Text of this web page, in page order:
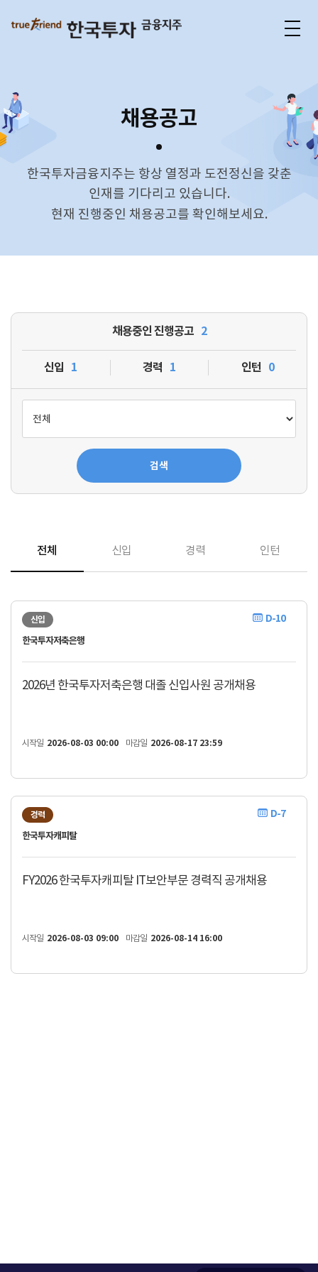
채용공고
한국투자금융지주는 항상 열정과 도전정신을 갖춘
인재를 기다리고 있습니다.
현재 진행중인 채용공고를 확인해보세요.
채용중인 진행공고 2
신입 1 경력 1 인턴 0
검색
전체 신입 경력 인턴
신입 D-10
한국투자저축은행
2026년 한국투자저축은행 대졸 신입사원 공개채용
시작일 2026-08-03 00:00 마감일 2026-08-17 23:59
경력 D-7
한국투자캐피탈
FY2026 한국투자캐피탈 IT보안부문 경력직 공개채용
시작일 2026-08-03 09:00 마감일 2026-08-14 16:00